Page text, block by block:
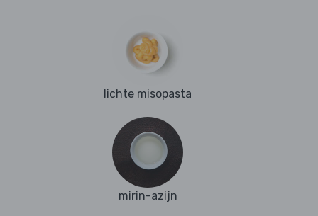
lichte misopasta
mirin-azijn